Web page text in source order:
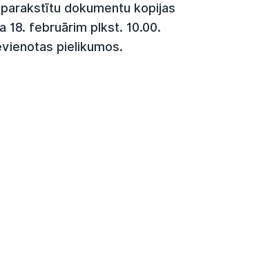
dokumentu kopijas
18. februārim plkst. 10.00.
pielikumos.